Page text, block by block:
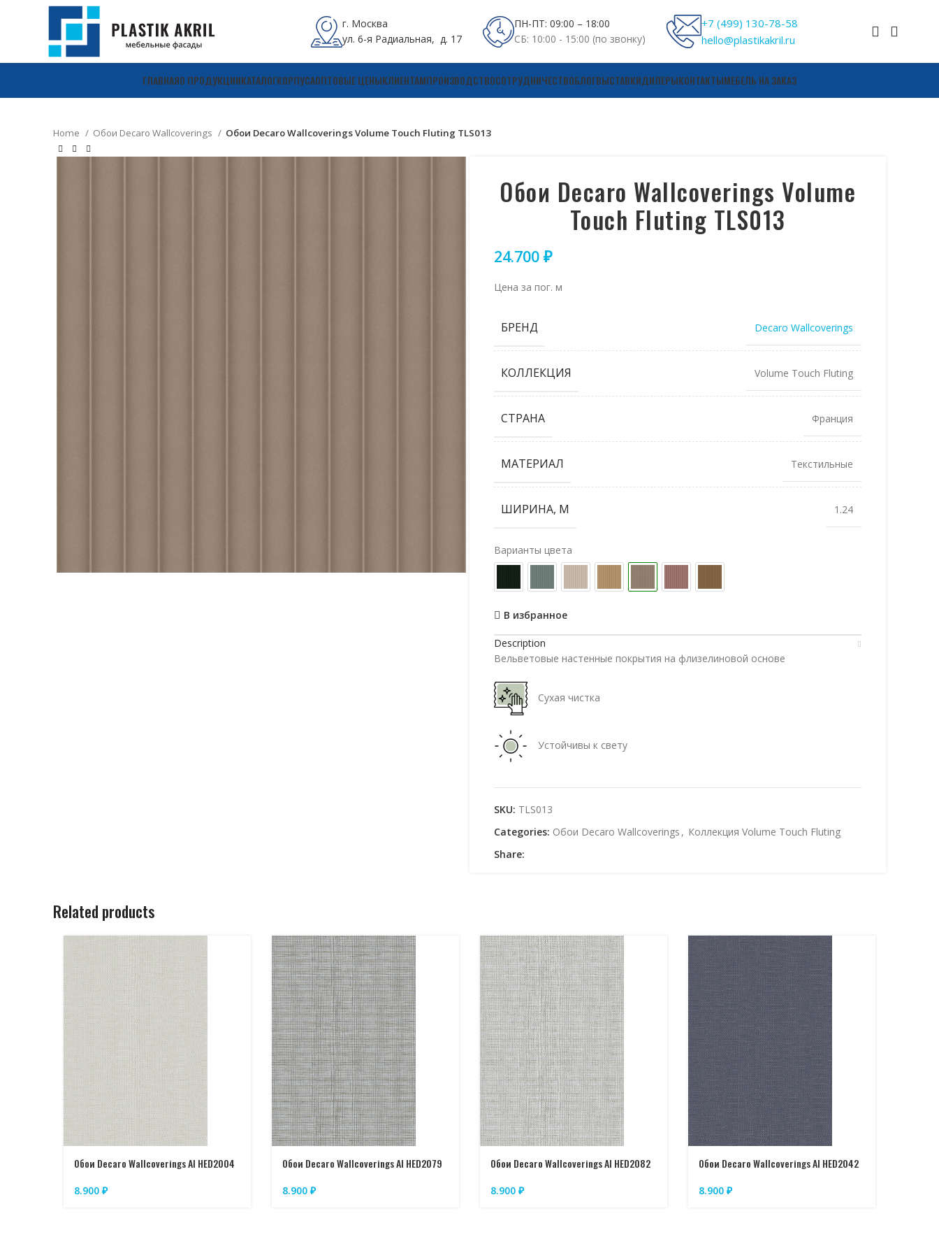
г. Москва
ул. 6-я Радиальная, д. 17
ПН-ПТ: 09:00 – 18:00
СБ: 10:00 - 15:00 (по звонку)
+7 (499) 130-78-58
hello@plastikakril.ru
ГЛАВНАЯО ПРОДУКЦИИКАТАЛОГКОРПУСАОПТОВЫЕ ЦЕНЫКЛИЕНТАМПРОИЗВОДСТВОСОТРУДНИЧЕСТВОБЛОГВЫСТАВКИДИЛЕРЫКОНТАКТЫМЕБЕЛЬ НА ЗАКАЗ
Home Обои Decaro Wallcoverings Обои Decaro Wallcoverings Volume Touch Fluting TLS013
Обои Decaro Wallcoverings Volume
Touch Fluting TLS013
24.700 ₽
Цена за пог. м
БРЕНД Decaro Wallcoverings
КОЛЛЕКЦИЯ Volume Touch Fluting
СТРАНА Франция
МАТЕРИАЛ Текстильные
ШИРИНА, М 1.24
Варианты цвета
В избранное
Description
Вельветовые настенные покрытия на флизелиновой основе
Сухая чистка
Устойчивы к свету
SKU: TLS013
Categories: Обои Decaro Wallcoverings , Коллекция Volume Touch Fluting
Share:
Related products
Обои Decaro Wallcoverings AI HED2004
8.900 ₽
Обои Decaro Wallcoverings AI HED2079
8.900 ₽
Обои Decaro Wallcoverings AI HED2082
8.900 ₽
Обои Decaro Wallcoverings AI HED2042
8.900 ₽